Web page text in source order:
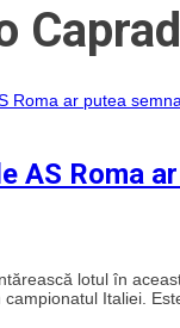
AS Roma
lotul în
Italiei.